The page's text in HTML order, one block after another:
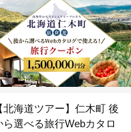
北海道ツアー】仁木町 後
ら選べる旅行Webカタロ